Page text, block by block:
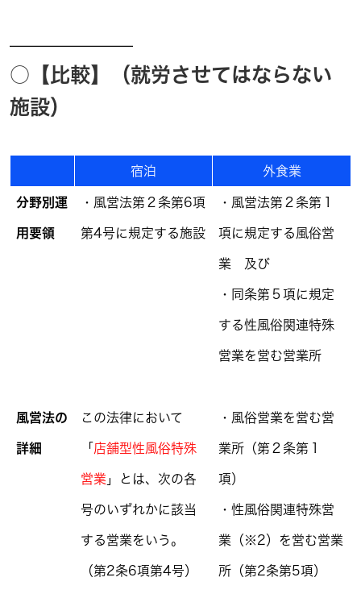
————————–
○【比較】（就労させてはならない
施設）
宿泊 外食業
分野別運
用要領
・風営法第２条第6項
第4号に規定する施設
・風営法第２条第１
項に規定する風俗営
業 及び
・同条第５項に規定
する性風俗関連特殊
営業を営む営業所
風営法の
詳細
この法律において
「 店舗型性風俗特殊
営業 」とは、次の各
号のいずれかに該当
する営業をいう。
（第2条6項第4号）
・風俗営業を営む営
業所（第２条第１
項）
・性風俗関連特殊営
業（※2）を営む営業
所（第2条第5項）